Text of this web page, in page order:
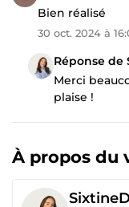
Bien réalisé
30 oct. 2024 à
Réponse de
Merci
plaise !
À propos du